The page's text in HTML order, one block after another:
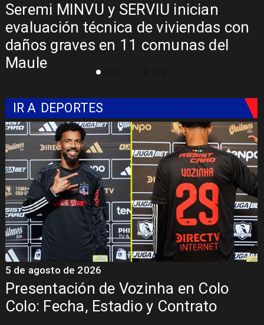
Seremi MINVU y SERVIU inician
evaluación técnica de viviendas con
daños graves en 11 comunas del
Maule
IR A DEPORTES
Presentación de Vozinha en Colo
Colo: Fecha, Estadio y Contrato
5 de agosto de 2026